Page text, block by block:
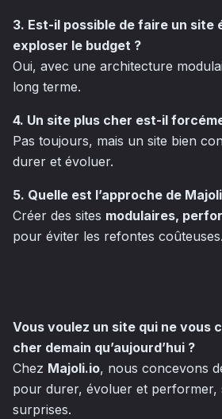
3. Est-il possible de faire un site
exploser le budget ?
Oui, avec une architecture
long terme.
4. Un site plus cher est-il
Pas toujours, mais un site bien
durer et évoluer.
5. Quelle est l’approche de
Créer des sites modulaires,
pour éviter les refontes coûteuses.
Vous voulez un site qui ne vous
cher demain qu’aujourd’hui ?
Chez Majoli.io, nous concevons
pour durer, évoluer et performer,
surprises.